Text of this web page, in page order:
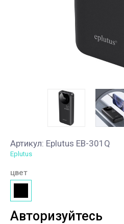
Артикул: Eplutus EB-301Q
Eplutus
цвет
Авторизуйтесь